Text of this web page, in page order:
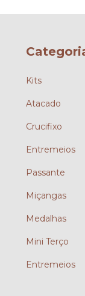
Kits
Atacado
Crucifixo
Entremeios
Passante
Miçangas
Medalhas
Mini Terço
Entremeios